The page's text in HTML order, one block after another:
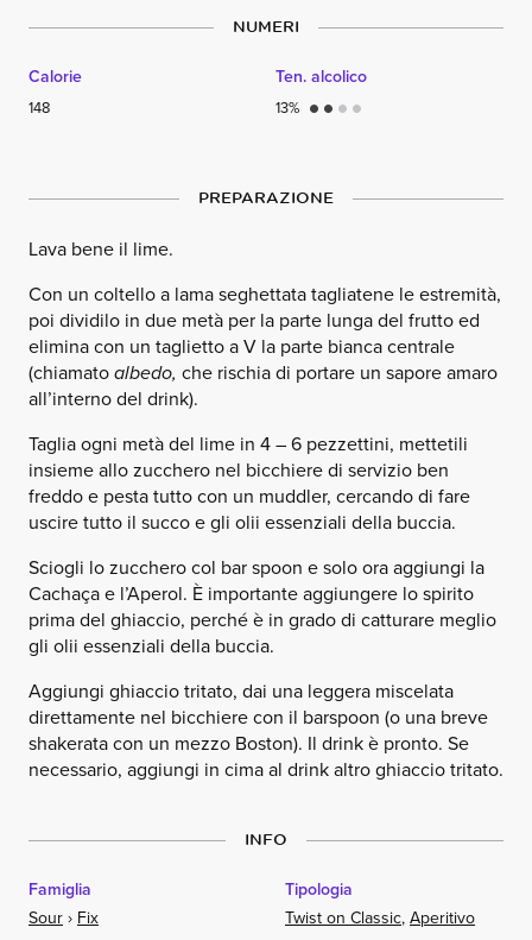
NUMERI
Calorie
148
Ten. alcolico
13% circle circle circle circle
PREPARAZIONE
Lava bene il lime.
Con un coltello a lama seghettata tagliatene le estremità,
poi dividilo in due metà per la parte lunga del frutto ed
elimina con un taglietto a V la parte bianca centrale
(chiamatoalbedo, che rischia di portare un sapore amaro
all’interno del drink).
Taglia ogni metà del lime in 4 – 6 pezzettini, mettetili
insieme allo zucchero nel bicchiere di servizio ben
freddo e pesta tutto con un muddler, cercando di fare
uscire tutto il succo e gli olii essenziali della buccia.
Sciogli lo zucchero col bar spoon e solo ora aggiungi la
Cachaça e l’Aperol. È importante aggiungere lo spirito
prima del ghiaccio, perché è in grado di catturare meglio
gli olii essenziali della buccia.
Aggiungi ghiaccio tritato, dai una leggera miscelata
direttamente nel bicchiere con il barspoon (o una breve
shakerata con un mezzo Boston). Il drink è pronto. Se
necessario, aggiungi in cima al drink altro ghiaccio tritato.
INFO
Famiglia
Sour› Fix
Tipologia
Twist on Classic,Aperitivo